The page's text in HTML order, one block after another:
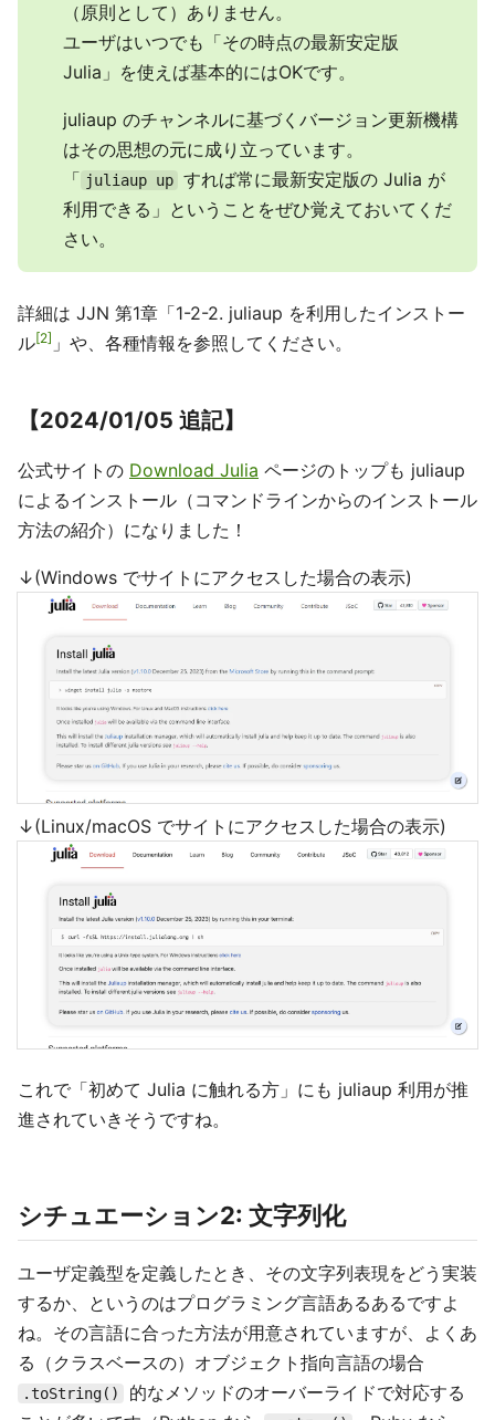
（原則として）ありません。
ユーザはいつでも「その時点の最新安定版
Julia」を使えば基本的にはOKです。
juliaup のチャンネルに基づくバージョン更新機構
はその思想の元に成り立っています。
「 juliaup up すれば常に最新安定版の Julia が
利用できる」ということをぜひ覚えておいてくだ
さい。
詳細は JJN 第1章「1-2-2. juliaup を利用したインストー
ル 2 」や、各種情報を参照してください。
【2024/01/05 追記】
公式サイトの Download Julia ページのトップも juliaup
によるインストール（コマンドラインからのインストール
方法の紹介）になりました！
↓(Windows でサイトにアクセスした場合の表示)
↓(Linux/macOS でサイトにアクセスした場合の表示)
これで「初めて Julia に触れる方」にも juliaup 利用が推
進されていきそうですね。
シチュエーション2: 文字列化
ユーザ定義型を定義したとき、その文字列表現をどう実装
するか、というのはプログラミング言語あるあるですよ
ね。その言語に合った方法が用意されていますが、よくあ
る（クラスベースの）オブジェクト指向言語の場合
.toString()
的なメソッドのオーバーライドで対応する